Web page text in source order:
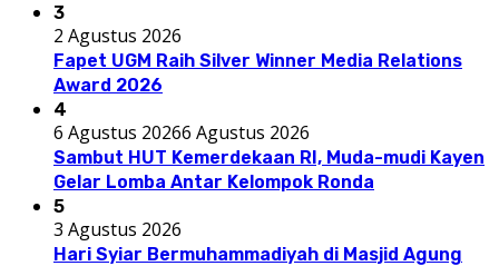
3
2 Agustus 2026
Fapet UGM Raih Silver Winner Media Relations
Award 2026
4
6 Agustus 20266 Agustus 2026
Sambut HUT Kemerdekaan RI, Muda-mudi Kayen
Gelar Lomba Antar Kelompok Ronda
5
3 Agustus 2026
Hari Syiar Bermuhammadiyah di Masjid Agung